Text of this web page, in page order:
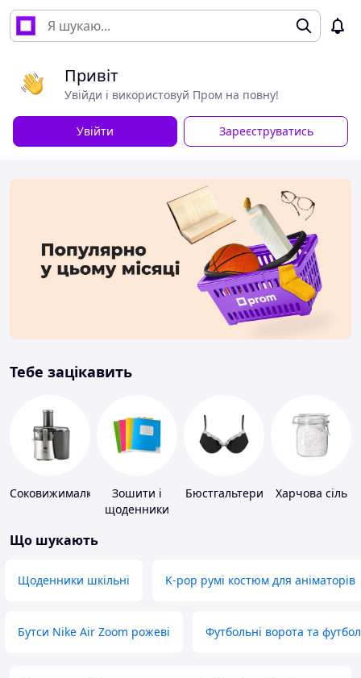
Привіт
Увійди і використовуй Пром на повну!
Увійти Зареєструватись
Тебе зацікавить
Соковижималки
Зошити і
щоденники
Бюстгальтери Харчова сіль
Що шукають
Щоденники шкільні K-pop румі костюм для аніматорів
Бутси Nike Air Zoom рожеві Футбольні ворота та